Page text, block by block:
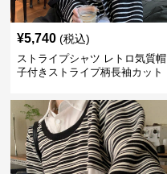
¥5,740 (税込)
ストライプシャツ レトロ気質帽
子付きストライプ柄長袖カット